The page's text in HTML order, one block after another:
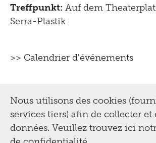
Treffpunkt: Auf dem
Serra-Plastik
>> Calendrier d'événements
Nous utilisons des cookies
services tiers) afin de collecter et
données. Veuillez trouvez ici